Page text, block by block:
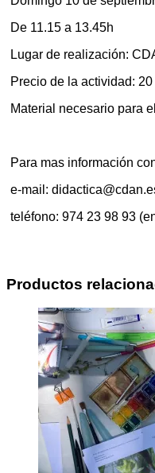
De 11.15 a 13.45h
Lugar de realización:
Precio de la actividad:
Material necesario para
Para mas información
e-mail:
teléfono: 974 23 98 93
Productos